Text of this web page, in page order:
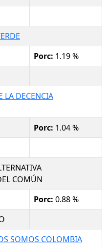
Porc: 1.19 %
LA DECENCIA
Porc: 1.04 %
COMÚN
Porc: 0.88 %
SOMOS COLOMBIA